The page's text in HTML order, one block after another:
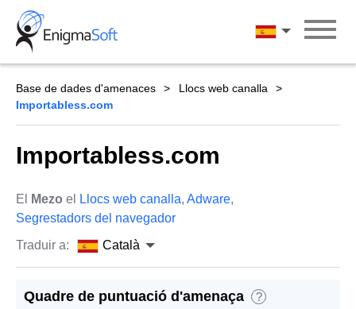
Skip
content
Català
Base de dades d'amenaces
Llocs web canalla
Importabless.com
Importabless.com
El Mezo el Llocs web canalla, Adware,
Segrestadors del navegador
Traduir a:
Català
Quadre de puntuació d'amenaça ?